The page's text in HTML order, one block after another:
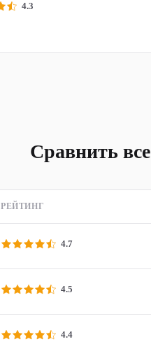
4.3
Сравнить все
РЕЙТИНГ
4.7
4.5
4.4